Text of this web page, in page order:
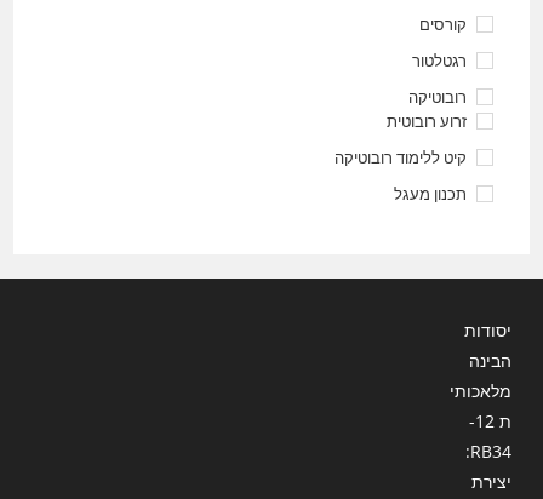
קורסים
רגטלטור
רובוטיקה
זרוע רובוטית
קיט ללימוד רובוטיקה
תכנון מעגל
יסודות
הבינה
מלאכותי
ת 12-
RB34:
יצירת